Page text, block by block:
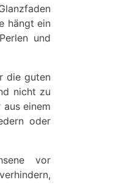
hängt ein
und
die guten
nicht zu
einem
oder
vor